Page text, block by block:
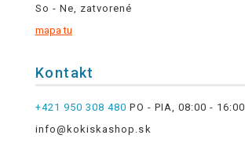
So - Ne, zatvorené
mapa tu
Kontakt
+421 950 308 480 PO - PIA, 08:00 - 16:00
info@kokiskashop.sk